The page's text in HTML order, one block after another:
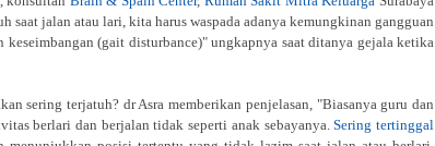
saat jalan atau lari, kita harus waspada adanya kemungkinan gangguan
keseimbangan (gait disturbance)" ungkapnya saat ditanya gejala ketika
sering terjatuh? dr Asra memberikan penjelasan, "Biasanya guru dan
berlari dan berjalan tidak seperti anak sebayanya.Sering tertinggal